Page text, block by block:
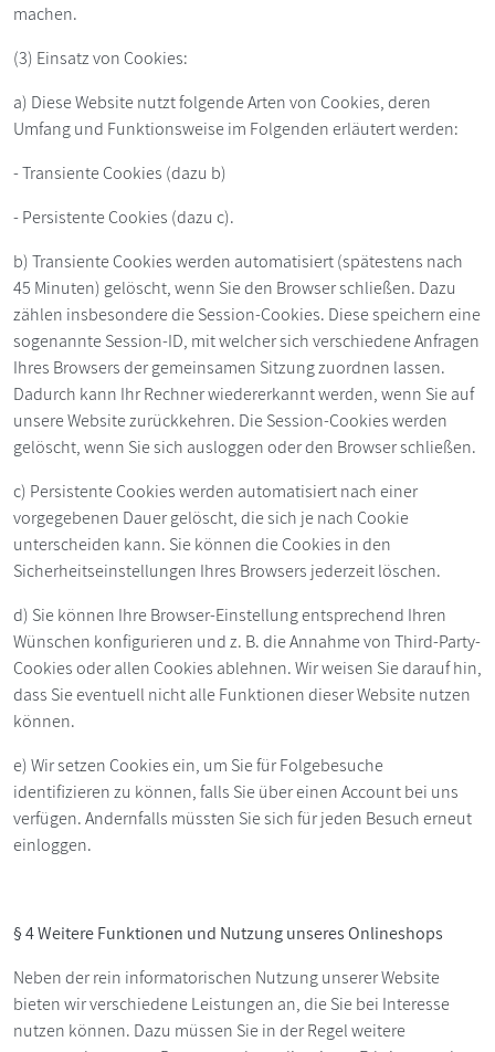
machen.
(3) Einsatz von Cookies:
a) Diese Website nutzt folgende Arten von Cookies, deren
Umfang und Funktionsweise im Folgenden erläutert werden:
- Transiente Cookies (dazu b)
- Persistente Cookies (dazu c).
b) Transiente Cookies werden automatisiert (spätestens nach
45 Minuten) gelöscht, wenn Sie den Browser schließen. Dazu
zählen insbesondere die Session-Cookies. Diese speichern eine
sogenannte Session-ID, mit welcher sich verschiedene Anfragen
Ihres Browsers der gemeinsamen Sitzung zuordnen lassen.
Dadurch kann Ihr Rechner wiedererkannt werden, wenn Sie auf
unsere Website zurückkehren. Die Session-Cookies werden
gelöscht, wenn Sie sich ausloggen oder den Browser schließen.
c) Persistente Cookies werden automatisiert nach einer
vorgegebenen Dauer gelöscht, die sich je nach Cookie
unterscheiden kann. Sie können die Cookies in den
Sicherheitseinstellungen Ihres Browsers jederzeit löschen.
d) Sie können Ihre Browser-Einstellung entsprechend Ihren
Wünschen konfigurieren und z. B. die Annahme von Third-Party-
Cookies oder allen Cookies ablehnen. Wir weisen Sie darauf hin,
dass Sie eventuell nicht alle Funktionen dieser Website nutzen
können.
e) Wir setzen Cookies ein, um Sie für Folgebesuche
identifizieren zu können, falls Sie über einen Account bei uns
verfügen. Andernfalls müssten Sie sich für jeden Besuch erneut
einloggen.
§ 4 Weitere Funktionen und Nutzung unseres Onlineshops
Neben der rein informatorischen Nutzung unserer Website
bieten wir verschiedene Leistungen an, die Sie bei Interesse
nutzen können. Dazu müssen Sie in der Regel weitere